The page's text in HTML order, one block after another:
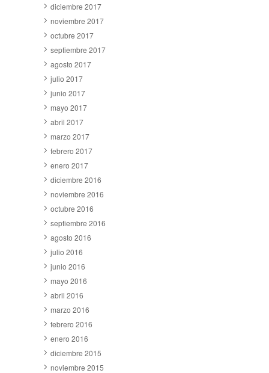
diciembre 2017
noviembre 2017
octubre 2017
septiembre 2017
agosto 2017
julio 2017
junio 2017
mayo 2017
abril 2017
marzo 2017
febrero 2017
enero 2017
diciembre 2016
noviembre 2016
octubre 2016
septiembre 2016
agosto 2016
julio 2016
junio 2016
mayo 2016
abril 2016
marzo 2016
febrero 2016
enero 2016
diciembre 2015
noviembre 2015